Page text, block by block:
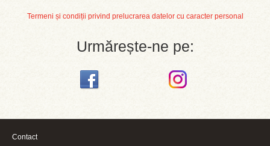
Termeni și condiții privind prelucrarea datelor cu caracter personal
Urmărește-ne pe:
Contact